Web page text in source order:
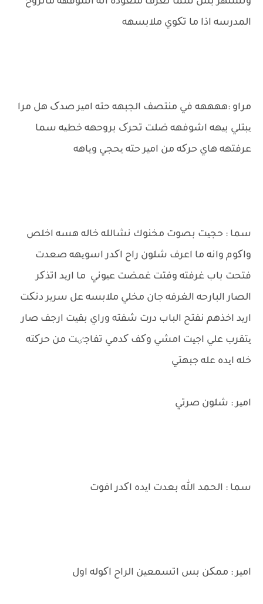
المدرسه اذا ما تکوي ملابسهه
مراو :ههههه في منتصف الجبهه حته امیر صدک هل مرا
یبتلي بیهه اشوفهه ضلت تحرک بروحهه خطیه سما
عرفتهه هاي حرکه من امیر حته یحجي ویاهه
سما : حجیت بصوت مخنوك نشالله خاله هسه اخلص
واکوم وانه ما اعرف شلون راح اکدر اسویهه صعدت
فتحت باب غرفته وفتت غمضت عیوني ما ارید اتذکر
الصار البارحه الغرفه جان مخلي ملابسه عل سریر دنکت
ارید اخذهم نفتح الباب درت شفته وراي بقیت ارجف صار
یتقرب علي اجیت امشي وکف کدمي تفاجٸت من حرکته
خله ایده عله جبهتي
امیر : شلون صرتي
سما : الحمد الله بعدت ایده اکدر افوت
امیر : ممکن بس اتسمعین الراح اکوله اول